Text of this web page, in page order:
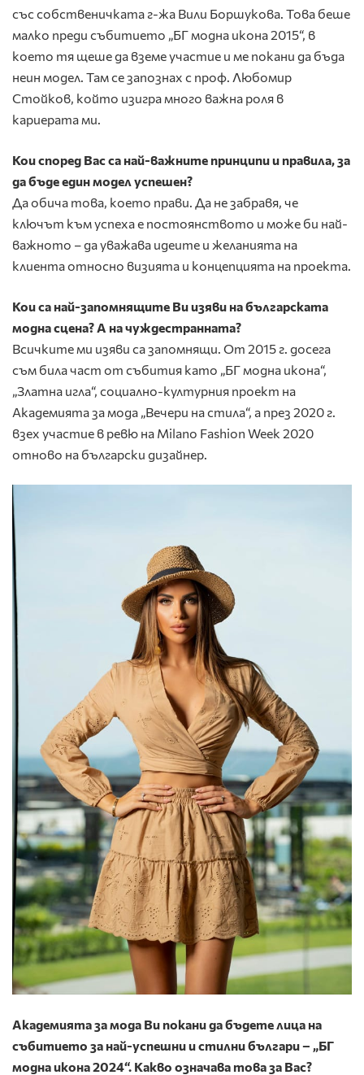
със собственичката г-жа Вили Боршукова. Това беше
малко преди събитието „БГ модна икона 2015“, в
което тя щеше да вземе участие и ме покани да бъда
неин модел. Там се запознах с проф. Любомир
Стойков, който изигра много важна роля в
кариерата ми.
Кои според Вас са най-важните принципи и правила, за
да бъде един модел успешен?
Да обича това, което прави. Да не забравя, че
ключът към успеха е постоянството и може би най-
важното – да уважава идеите и желанията на
клиента относно визията и концепцията на проекта.
Кои са най-запомнящите Ви изяви на българската
модна сцена? А на чуждестранната?
Всичките ми изяви са запомнящи. От 2015 г. досега
съм била част от събития като „БГ модна икона“,
„Златна игла“, социално-културния проект на
Академията за мода „Вечери на стила“, а през 2020 г.
взех участие в ревю на Milano Fashion Week 2020
отново на български дизайнер.
Академията за мода Ви покани да бъдете лица на
събитието за най-успешни и стилни българи – „БГ
модна икона2024“. Какво означава това за Вас?